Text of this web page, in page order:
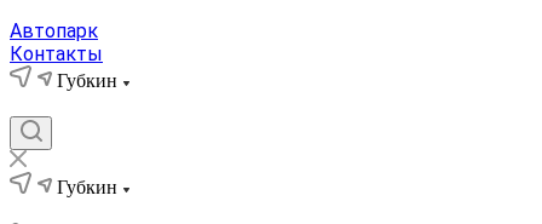
Автопарк
Контакты
Губкин
Губкин